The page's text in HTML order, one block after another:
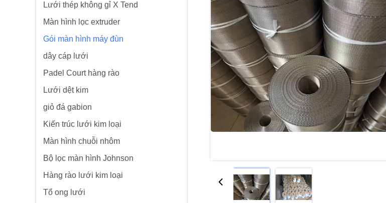
Lưới thép không gỉ X Tend
Màn hình lọc extruder
Gói màn hình máy đùn
dây cáp lưới
Padel Court hàng rào
Lưới dệt kim
giỏ đá gabion
Kiến trúc lưới kim loại
Màn hình chuỗi nhôm
Bộ lọc màn hình Johnson
Hàng rào lưới kim loại
Tổ ong lưới